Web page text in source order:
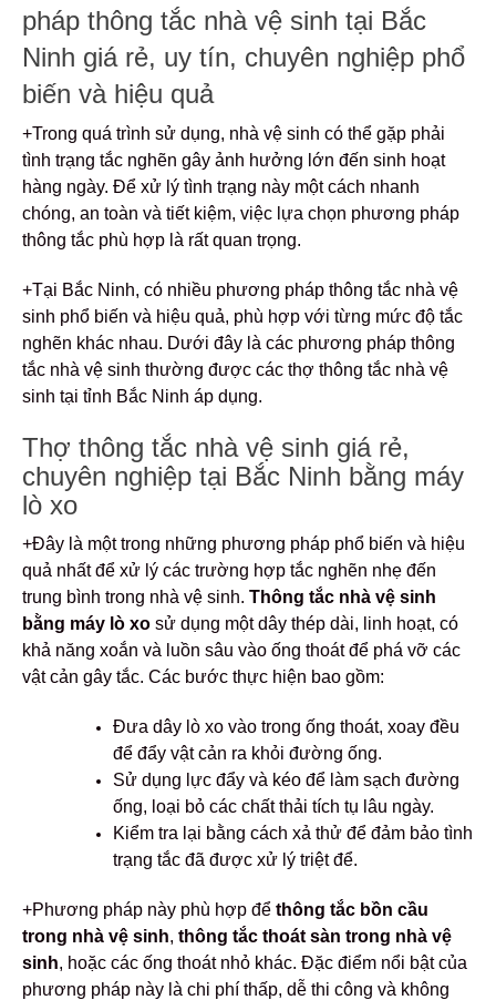
pháp thông tắc nhà vệ sinh tại Bắc
Ninh giá rẻ, uy tín, chuyên nghiệp phổ
biến và hiệu quả
+Trong quá trình sử dụng, nhà vệ sinh có thể gặp phải
tình trạng tắc nghẽn gây ảnh hưởng lớn đến sinh hoạt
hàng ngày. Để xử lý tình trạng này một cách nhanh
chóng, an toàn và tiết kiệm, việc lựa chọn phương pháp
thông tắc phù hợp là rất quan trọng.
+Tại Bắc Ninh, có nhiều phương pháp thông tắc nhà vệ
sinh phổ biến và hiệu quả, phù hợp với từng mức độ tắc
nghẽn khác nhau. Dưới đây là các phương pháp thông
tắc nhà vệ sinh thường được các thợ thông tắc nhà vệ
sinh tại tỉnh Bắc Ninh áp dụng.
Thợ thông tắc nhà vệ sinh giá rẻ,
chuyên nghiệp tại Bắc Ninh bằng máy
lò xo
+Đây là một trong những phương pháp phổ biến và hiệu
quả nhất để xử lý các trường hợp tắc nghẽn nhẹ đến
trung bình trong nhà vệ sinh. Thông tắc nhà vệ sinh
bằng máy lò xo sử dụng một dây thép dài, linh hoạt, có
khả năng xoắn và luồn sâu vào ống thoát để phá vỡ các
vật cản gây tắc. Các bước thực hiện bao gồm:
Đưa dây lò xo vào trong ống thoát, xoay đều
để đẩy vật cản ra khỏi đường ống.
Sử dụng lực đẩy và kéo để làm sạch đường
ống, loại bỏ các chất thải tích tụ lâu ngày.
Kiểm tra lại bằng cách xả thử để đảm bảo tình
trạng tắc đã được xử lý triệt để.
+Phương pháp này phù hợp để thông tắc bồn cầu
trong nhà vệ sinh, thông tắc thoát sàn trong nhà vệ
sinh, hoặc các ống thoát nhỏ khác. Đặc điểm nổi bật của
phương pháp này là chi phí thấp, dễ thi công và không